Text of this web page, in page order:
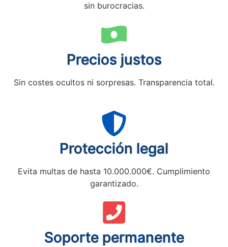
sin burocracias.
Precios justos
Sin costes ocultos ni sorpresas. Transparencia total.
Protección legal
Evita multas de hasta 10.000.000€. Cumplimiento
garantizado.
Soporte permanente